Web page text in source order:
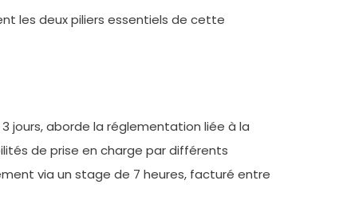
les deux piliers essentiels de cette
jours, aborde la réglementation liée à la
de prise en charge par différents
via un stage de 7 heures, facturé entre